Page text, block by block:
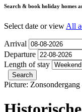
Search & book holiday homes
Select date or view All
Arrival
Departure
Length of stay
Picture: